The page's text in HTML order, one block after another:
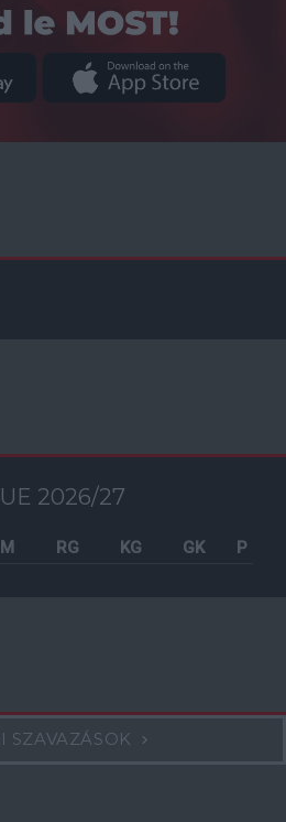
2026/27
M RG KG GK P
SZAVAZÁSOK